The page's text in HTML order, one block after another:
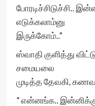
போரடிச்சிடுச்சி..
எடுக்கலாம்னு
இருக்கோம்..”
ஸ்வாதி குளித்து
சமையலை
முடித்த தேவகி,
” என்னங்க..